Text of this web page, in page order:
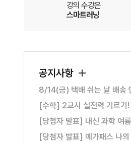
강의 수강은
스마트러닝
공지사항
8/14(금) 택배 쉬는 날 배송
[수학] 2교시 실전력 기르기
[당첨자 발표] 내신 과학 여
[당첨자 발표] 메가패스 나